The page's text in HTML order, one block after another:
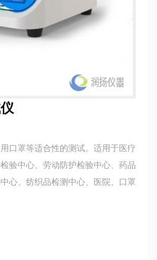
口罩等适合性的测试。适用于医疗
验中心、劳动防护检验中心、药品
心、纺织品检测中心、医院、口罩